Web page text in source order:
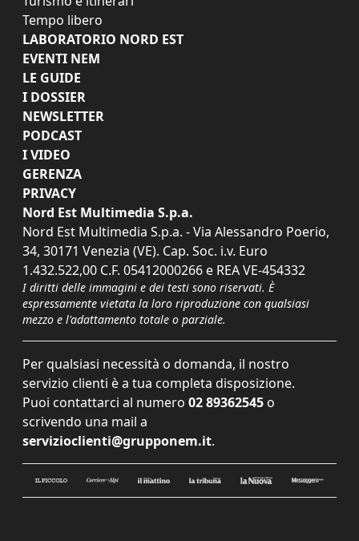
Tempo libero
LABORATORIO NORD EST
EVENTI NEM
LE GUIDE
I DOSSIER
NEWSLETTER
PODCAST
I VIDEO
GERENZA
PRIVACY
Nord Est Multimedia S.p.a.
Nord Est Multimedia S.p.a. - Via Alessandro Poerio,
34, 30171 Venezia (VE). Cap. Soc. i.v. Euro
1.432.522,00 C.F. 05412000266 e REA VE-454332
I diritti delle immagini e dei testi sono riservati. È
espressamente vietata la loro riproduzione con qualsiasi
mezzo e l'adattamento totale o parziale.
Per qualsiasi necessità o domanda, il nostro
servizio clienti è a tua completa disposizione.
Puoi contattarci al numero 02 89362545 o
scrivendo una mail a
servizioclienti@grupponem.it.